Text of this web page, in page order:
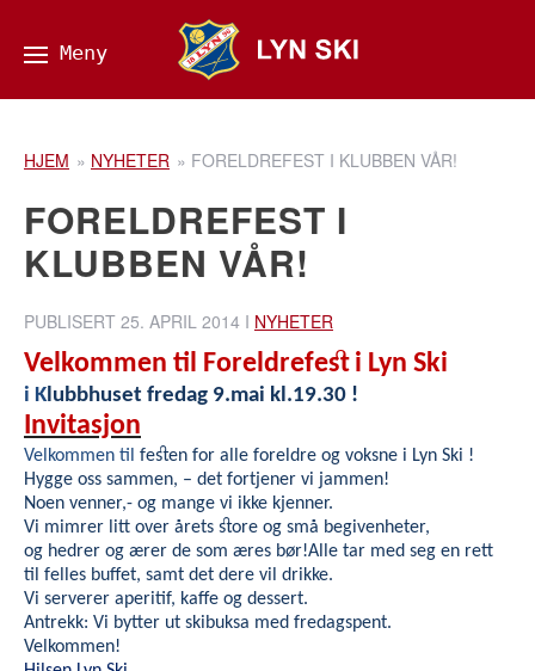
HJEM » NYHETER » FORELDREFEST I KLUBBEN VÅR!
FORELDREFEST I
KLUBBEN VÅR!
PUBLISERT 25. APRIL 2014 I NYHETER
Velkommen til Foreldrefest i Lyn Ski
i Klubbhuset fredag 9.mai kl.19.30 !
Invitasjon
Velkommen til festen for alle foreldre og voksne i Lyn Ski !
Hygge oss sammen, – det fortjener vi jammen!
Noen venner,- og mange vi ikke kjenner.
Vi mimrer litt over årets store og små begivenheter,
og hedrer og ærer de som æres bør!Alle tar med seg en rett
til felles buffet, samt det dere vil drikke.
Vi serverer aperitif, kaffe og dessert.
Antrekk: Vi bytter ut skibuksa med fredagspent.
Velkommen!